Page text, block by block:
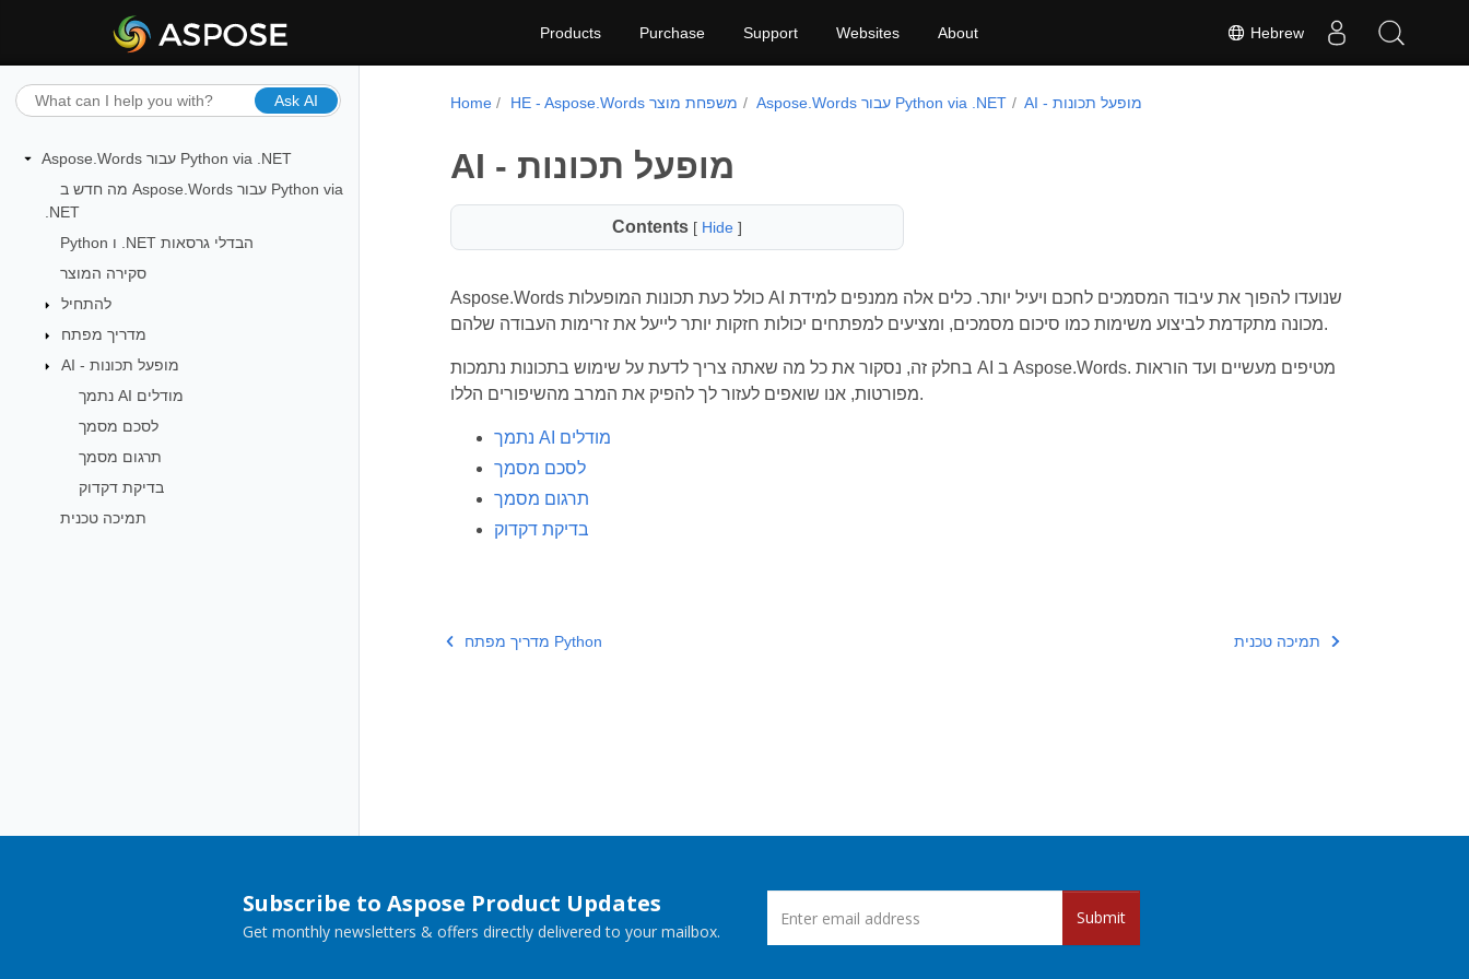
Hebrew
Products Purchase Support Websites About
Ask AI
Aspose.Words עבור Python via .NET
מה חדש ב Aspose.Words עבור Python via
.NET
Python ו .NET הבדלי גרסאות
סקירה המוצר
להתחיל
מדריך מפתח
AI - מופעל תכונות
נתמך AI מודלים
לסכם מסמך
תרגום מסמך
בדיקת דקדוק
תמיכה טכנית
Home HE - Aspose.Words משפחת מוצר Aspose.Words עבור Python via .NET AI - מופעל תכונות
AI - מופעל תכונות
Contents[ Hide ]
Aspose.Words כולל כעת תכונות המופעלות AI שנועדו להפוך את עיבוד המסמכים לחכם ויעיל יותר. כלים אלה ממנפים למידת
מכונה מתקדמת לביצוע משימות כמו סיכום מסמכים, ומציעים למפתחים יכולות חזקות יותר לייעל את זרימות העבודה שלהם.
בחלק זה, נסקור את כל מה שאתה צריך לדעת על שימוש בתכונות נתמכות AI ב Aspose.Words. מטיפים מעשיים ועד הוראות
מפורטות, אנו שואפים לעזור לך להפיק את המרב מהשיפורים הללו.
נתמך AI מודלים
לסכם מסמך
תרגום מסמך
בדיקת דקדוק
מדריך מפתח Python תמיכה טכנית
Subscribe to Aspose Product Updates
Get monthly newsletters & offers directly delivered to your mailbox.
Submit